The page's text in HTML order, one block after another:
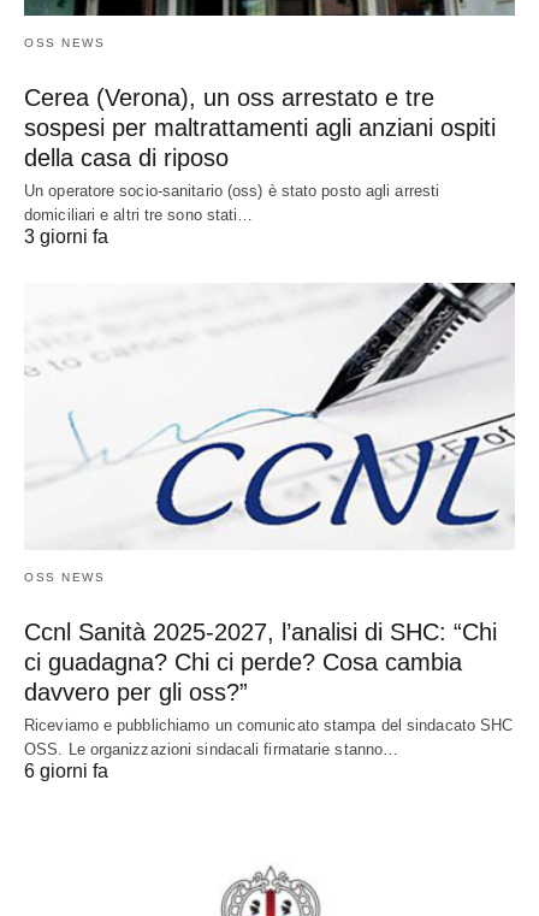
OSS NEWS
Cerea (Verona), un oss arrestato e tre
sospesi per maltrattamenti agli anziani ospiti
della casa di riposo
Un operatore socio-sanitario (oss) è stato posto agli arresti
domiciliari e altri tre sono stati…
3 giorni fa
OSS NEWS
Ccnl Sanità 2025-2027, l’analisi di SHC: “Chi
ci guadagna? Chi ci perde? Cosa cambia
davvero per gli oss?”
Riceviamo e pubblichiamo un comunicato stampa del sindacato SHC
OSS. Le organizzazioni sindacali firmatarie stanno…
6 giorni fa